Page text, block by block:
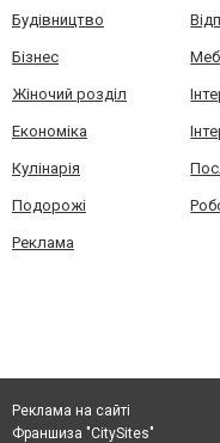
Будівництво
Бізнес
Жіночий розділ
Економіка
Кулінарія
Подорожі
Реклама
Реклама на сайті
Франшиза "CitySites"